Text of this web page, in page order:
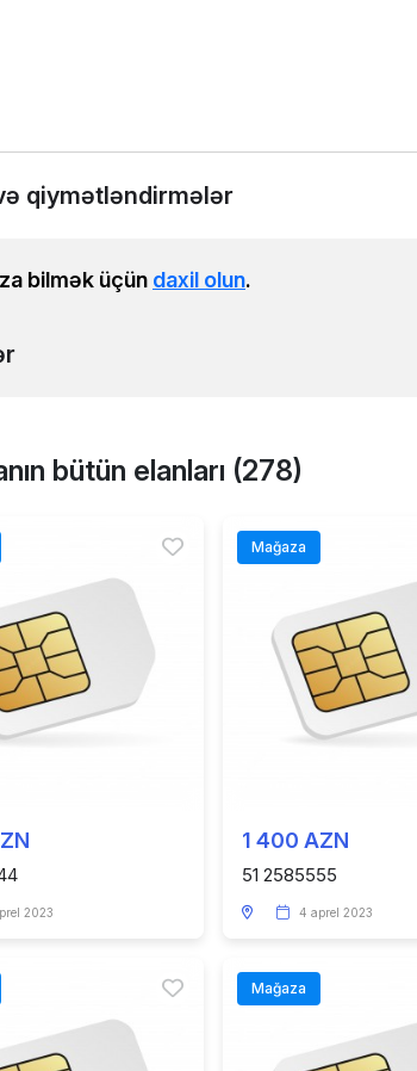
qiymətləndirmələr
bilmək üçün daxil olun.
bütün elanları (278)
2023
Mağaza
1 400 AZN
51 2585555
4 aprel 2023
Mağaza